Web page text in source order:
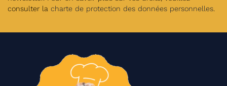
consulter la charte de protection des données personnelles